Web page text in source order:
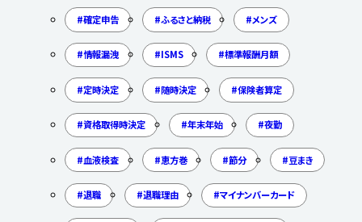
確定申告 ふるさと納税 メンズ
情報漏洩 ISMS 標準報酬月額
定時決定 随時決定 保険者算定
資格取得時決定 年末年始 夜勤
血液検査 恵方巻 節分 豆まき
退職 退職理由 マイナンバーカード